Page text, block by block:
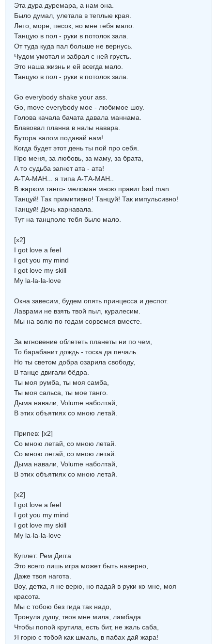
Эта дура дуремара, а нам она.
Было думал, улетала в теплые края.
Лето, море, песок, но мне тебя мало.
Танцую в пол - руки в потолок зала.
От туда куда пал больше не вернусь.
Чудом умотал и забрал с ней грусть.
Это наша жизнь и ей всегда мало.
Танцую в пол - руки в потолок зала.
Go everybody shake your ass.
Go, move everybody мое - любимое шоу.
Голова качала бачата давала маннама.
Блавовал планна в налы навара.
Бутора валом подавай нам!
Когда будет этот день ты пой про себя.
Про меня, за любовь, за маму, за брата,
А то судьба загнет ата - ата!
А-ТА-МАН... я типа А-ТА-МАН..
В жарком танго- меломан мною правит bad man.
Танцуй! Так примитивно! Танцуй! Так импульсивно!
Танцуй! Дочь карнавала.
Тут на танцполе тебя было мало.
[x2]
I got love a feel
I got you my mind
I got love my skill
My la-la-la-love
Окна завесим, будем опять принцесса и деспот.
Лаврами не взять твой пыл, куралесим.
Мы на волю по годам сорвемся вместе.
За мгновение облететь планеты ни по чем,
То барабанит дождь - тоска да печаль.
Но ты светом добра озарила свободу,
В танце двигали бёдра.
Ты моя румба, ты моя самба,
Ты моя сальса, ты мое танго.
Дыма навали, Volume наболтай,
В этих объятиях со мною летай.
Припев: [х2]
Со мною летай, со мною летай.
Со мною летай, со мною летай.
Дыма навали, Volume наболтай,
В этих объятиях со мною летай.
[х2]
I got love a feel
I got you my mind
I got love my skill
My la-la-la-love
Куплет: Рем Дигга
Это всего лишь игра может быть наверно,
Даже твоя нагота.
Воу, детка, я не верю, но падай в руки ко мне, моя
красота.
Мы с тобою без гида так надо,
Тронула душу, твоя мне мила, ламбада.
Чтобы попой крутила, есть бит, не жаль саба,
Я горю с тобой как шмаль, в пабах дай жара!